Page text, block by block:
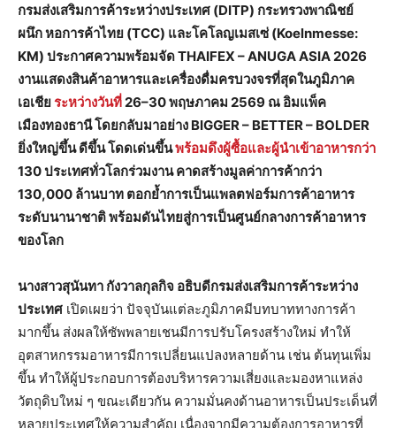
กรมส่งเสริมการค้าระหว่างประเทศ (DITP) กระทรวงพาณิชย์
ผนึก หอการค้าไทย (TCC) และโคโลญเมสเซ่ (Koelnmesse:
KM) ประกาศความพร้อมจัด THAIFEX – ANUGA ASIA 2026
งานแสดงสินค้าอาหารและเครื่องดื่มครบวงจรที่สุดในภูมิภาค
เอเชียระหว่างวันที่ 26–30 พฤษภาคม 2569 ณ อิมแพ็ค
เมืองทองธานีโดยกลับมาอย่าง BIGGER – BETTER – BOLDER
ยิ่งใหญ่ขึ้น ดีขึ้น โดดเด่นขึ้นพร้อมดึงผู้ซื้อและผู้นำเข้าอาหารกว่า
130 ประเทศทั่วโลกร่วมงาน คาดสร้างมูลค่าการค้ากว่า
130,000 ล้านบาท ตอกย้ำการเป็นแพลตฟอร์มการค้าอาหาร
ระดับนานาชาติ พร้อมดันไทยสู่การเป็นศูนย์กลางการค้าอาหาร
ของโลก
นางสาวสุนันทา กังวาลกุลกิจ อธิบดีกรมส่งเสริมการค้าระหว่าง
ประเทศ เปิดเผยว่า ปัจจุบันแต่ละภูมิภาคมีบทบาททางการค้า
มากขึ้น ส่งผลให้ซัพพลายเชนมีการปรับโครงสร้างใหม่ ทำให้
อุตสาหกรรมอาหารมีการเปลี่ยนแปลงหลายด้าน เช่น ต้นทุนเพิ่ม
ขึ้น ทำให้ผู้ประกอบการต้องบริหารความเสี่ยงและมองหาแหล่ง
วัตถุดิบใหม่ ๆ ขณะเดียวกัน ความมั่นคงด้านอาหารเป็นประเด็นที่
หลายประเทศให้ความสำคัญ เนื่องจากมีความต้องการอาหารที่